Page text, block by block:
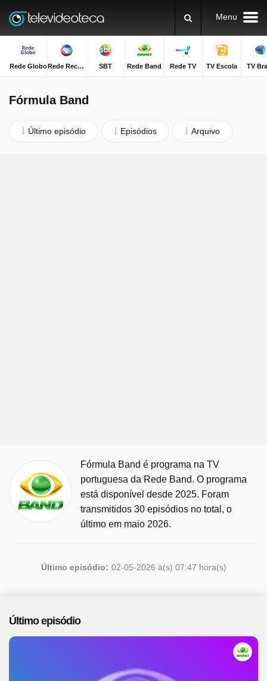
Menu
Rede Globo Rede Record SBT Rede Band Rede TV TV Escola TV
Fórmula Band
Último episódio Episódios Arquivo
Fórmula Band é programa na TV
portuguesa da Rede Band. O programa
está disponível desde 2025. Foram
transmitidos 30 episódios no total, o
último em maio 2026.
Último episódio: 02-05-2026 à(s) 07:47 hora(s)
Último episódio